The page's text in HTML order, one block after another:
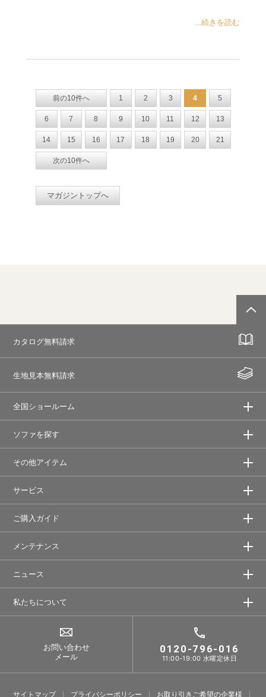
...続きを読む
前の10件へ 1 2 3 4 5
6 7 8 9 10 11 12 13
14 15 16 17 18 19 20 21
次の10件へ
マガジントップへ
カタログ無料請求
生地見本無料請求
全国ショールーム
ソファを探す
その他アイテム
サービス
ご購入ガイド
メンテナンス
ニュース
私たちについて
お問い合わせ
メール
0120-796-016
11:00-19:00 水曜定休日
サイトマップ プライバシーポリシー お取り引きご希望の企業様